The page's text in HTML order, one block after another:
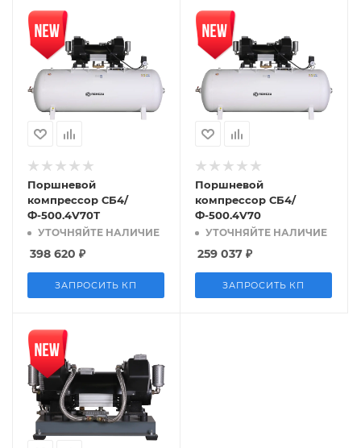
Поршневой
компрессор СБ4/
Ф-500.4V70Т
УТОЧНЯЙТЕ НАЛИЧИЕ
398 620 ₽
ЗАПРОСИТЬ КП
Поршневой
компрессор СБ4/
Ф-500.4V70
УТОЧНЯЙТЕ НАЛИЧИЕ
259 037 ₽
ЗАПРОСИТЬ КП